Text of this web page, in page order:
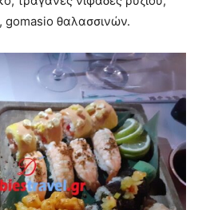
θαλασσινών.